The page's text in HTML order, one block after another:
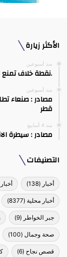
الأكثر زيارة
منذ أسبوعين
.نقطة خلاف تمنع
منذ أسبوعين
مصادر : صنعاء
قطر
منذ 4 أسابيع
مصادر : سيطرة
التصنيفات
أخبار (138)
أخبار محلية (8377)
جبر الخواطر (9)
صحة وجمال (100)
قصص نجاح (6)